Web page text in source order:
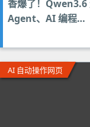
香爆了！Qwen3.6
Agent、AI 编程…
AI 自动操作网页